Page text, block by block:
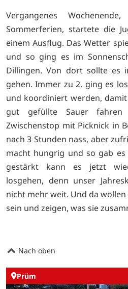
Vergangenes
Sommerferien, startete die
einem Ausflug. Das Wetter
und so ging es im
Dillingen. Von dort sollte es
gehen. Immer zu 2. ging es
und koordiniert werden,
gut gefüllte Sauer fahren
Zwischenstop mit Picknick in
nach 3 Stunden nass, aber
macht hungrig und so gab
gestärkt kann es jetzt
losgehen, denn unser
nicht mehr weit. Und da
sein und zeigen, was sie
Nach oben
Prüm